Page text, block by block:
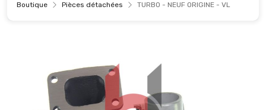
Boutique Pièces détachées TURBO - NEUF ORIGINE - VL